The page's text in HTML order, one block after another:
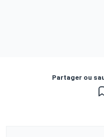
Partager ou